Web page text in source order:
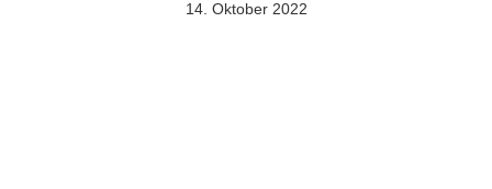
14. Oktober 2022